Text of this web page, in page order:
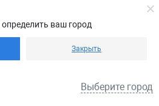
определить ваш город
Закрыть
Выберите город